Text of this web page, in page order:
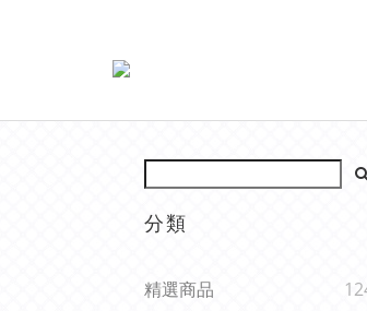
分類
精選商品